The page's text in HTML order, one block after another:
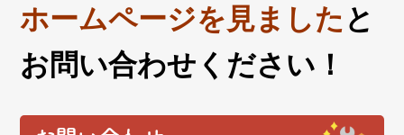
ホームページを見ました と
お問い合わせください！